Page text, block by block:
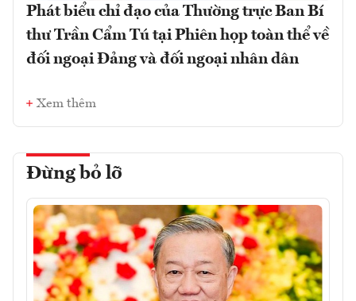
Phát biểu chỉ đạo của Thường trực Ban Bí
thư Trần Cẩm Tú tại Phiên họp toàn thể về
đối ngoại Đảng và đối ngoại nhân dân
Xem thêm
Đừng bỏ lỡ